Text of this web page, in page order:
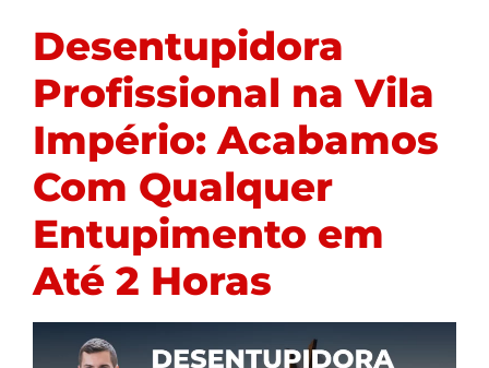
Desentupidora
Profissional na Vila
Império: Acabamos
Com Qualquer
Entupimento em
Até 2 Horas